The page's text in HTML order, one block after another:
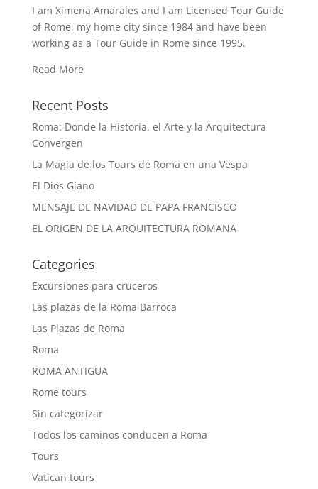
I am Ximena Amarales and I am Licensed Tour Guide
of Rome, my home city since 1984 and have been
working as a Tour Guide in Rome since 1995.
Read More
Recent Posts
Roma: Donde la Historia, el Arte y la Arquitectura
Convergen
La Magia de los Tours de Roma en una Vespa
El Dios Giano
MENSAJE DE NAVIDAD DE PAPA FRANCISCO
EL ORIGEN DE LA ARQUITECTURA ROMANA
Categories
Excursiones para cruceros
Las plazas de la Roma Barroca
Las Plazas de Roma
Roma
ROMA ANTIGUA
Rome tours
Sin categorizar
Todos los caminos conducen a Roma
Tours
Vatican tours